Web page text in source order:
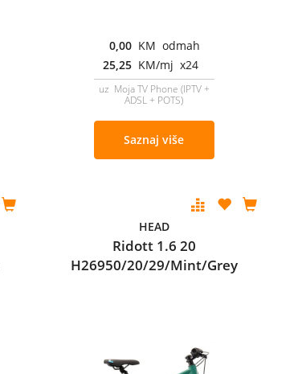
0,00 KM odmah
25,25 KM/mj x24
uz Moja TV Phone (IPTV +
ADSL + POTS)
Saznaj više
HEAD
Ridott 1.6 20
H26950/20/29/Mint/Grey